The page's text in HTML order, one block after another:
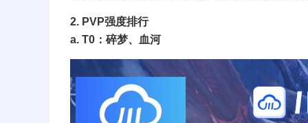
2. PVP强度排行
a. T0：碎梦、血河